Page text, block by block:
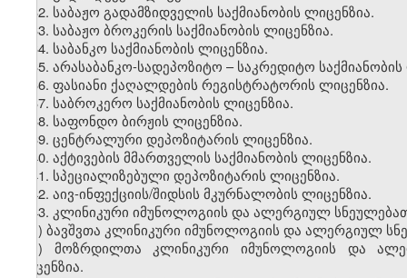
32. საბაჟო გადამზიდველის საქმიანობის ლიცენზია.
33. საბაჟო ბროკერის საქმიანობის ლიცენზია.
34. საბანკო საქმიანობის ლიცენზია.
35. არასაბანკო-სადეპოზიტო – საკრედიტო
36. ფასიანი ქაღალდების რეგისტრატორის ლიცენზია.
37. საბროკერო საქმიანობის ლიცენზია.
38. საფონდო ბირჟის ლიცენზია.
39. ცენტრალური დეპოზიტარის ლიცენზია.
40. აქტივების მმართველის საქმიანობის ლიცენზია.
41. სპეციალიზებული დეპოზიტარის ლიცენზია.
42. აივ-ინფექციის/შიდსის მკურნალობის ლიცენზია.
43. კლინიკური იმუნოლოგიის და ალერგიულ
ა) ბავშვთა კლინიკური იმუნოლოგიის და ალერგიულ
ბ) მოზრდილთა კლინიკური იმუნოლოგიის და
ლიცენზია.